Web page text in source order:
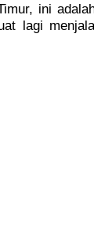
ini
lagi